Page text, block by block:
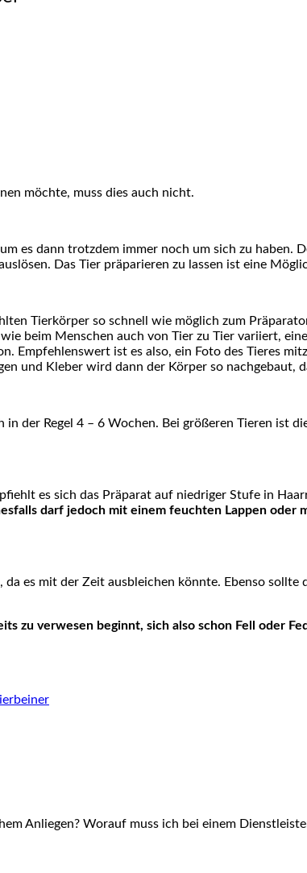
möchte, muss dies auch nicht.
es dann trotzdem immer noch um sich zu haben.
Das Tier präparieren zu lassen ist eine
Tierkörper so schnell wie möglich zum
beim Menschen auch von Tier zu Tier variiert,
Empfehlenswert ist es also, ein Foto des Tieres
und Kleber wird dann der Körper so nachgebaut,
der Regel 4 – 6 Wochen. Bei größeren Tieren ist
es sich das Präparat auf niedriger Stufe in
darf jedoch mit einem feuchten Lappen oder
es mit der Zeit ausbleichen könnte. Ebenso
zu verwesen beginnt, sich also schon Fell oder
Anliegen? Worauf muss ich bei einem